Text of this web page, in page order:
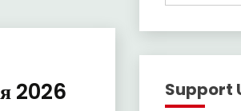
2026 Support